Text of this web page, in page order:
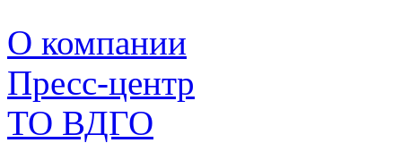
О компании
Пресс-центр
TO ВДГО